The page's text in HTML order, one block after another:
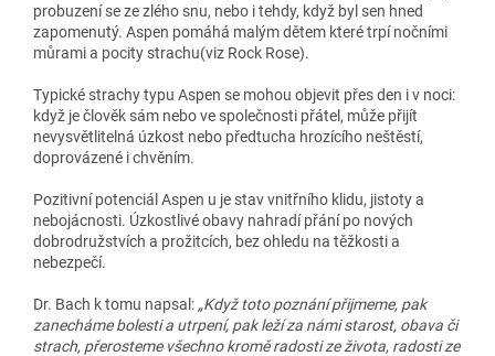
probuzení se ze zlého snu, nebo i tehdy, když byl sen hned
zapomenutý. Aspen pomáhá malým dětem které trpí nočními
můrami a pocity strachu(viz Rock Rose).
Typické strachy typu Aspen se mohou objevit přes den i v noci:
když je člověk sám nebo ve společnosti přátel, může přijít
nevysvětlitelná úzkost nebo předtucha hrozícího neštěstí,
doprovázené i chvěním.
Pozitivní potenciál Aspen u je stav vnitřního klidu, jistoty a
nebojácnosti. Úzkostlivé obavy nahradí přání po nových
dobrodružstvích a prožitcích, bez ohledu na těžkosti a
nebezpečí.
Dr. Bach k tomu napsal: „Když toto poznání přijmeme, pak
zanecháme bolesti a utrpení, pak leží za námi starost, obava či
strach, přerosteme všechno kromě radosti ze života, radosti ze